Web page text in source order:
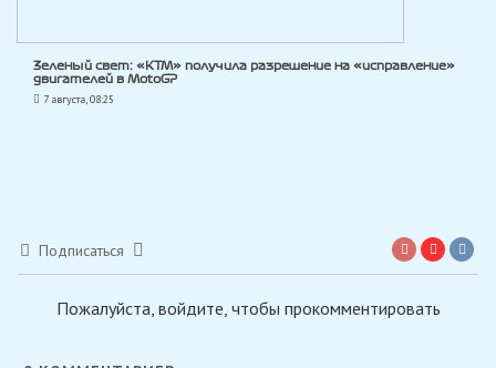
Зеленый свет: «KTM» получила разрешение на «исправление»
двигателей в MotoGP
7 августа, 08:25
Подписаться
Пожалуйста, войдите, чтобы прокомментировать